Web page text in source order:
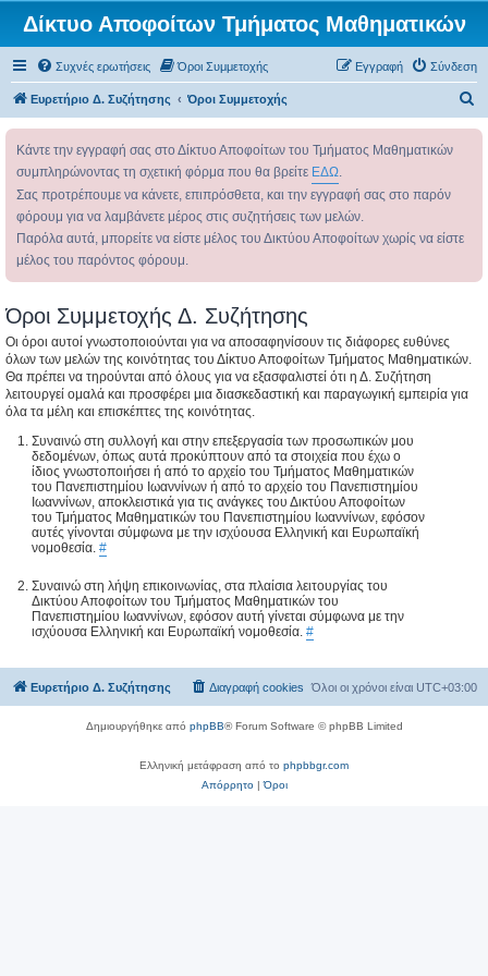
Δίκτυο Αποφοίτων Τμήματος Μαθηματικών
Συχνές ερωτήσεις Όροι Συμμετοχής Σύνδεση
Εγγραφή
Ευρετήριο Δ. Συζήτησης Όροι Συμμετοχής
σ
Κάντε την εγγραφή σας στο Δίκτυο Αποφοίτων του Τμήματος Μαθηματικών
συμπληρώνοντας τη σχετική φόρμα που θα βρείτε ΕΔΩ.
Σας προτρέπουμε να κάνετε, επιπρόσθετα, και την εγγραφή σας στο παρόν
φόρουμ για να λαμβάνετε μέρος στις συζητήσεις των μελών.
Παρόλα αυτά, μπορείτε να είστε μέλος του Δικτύου Αποφοίτων χωρίς να είστε
μέλος του παρόντος φόρουμ.
Όροι Συμμετοχής Δ. Συζήτησης
Οι όροι αυτοί γνωστοποιούνται για να αποσαφηνίσουν τις διάφορες ευθύνες
όλων των μελών της κοινότητας του Δίκτυο Αποφοίτων Τμήματος Μαθηματικών.
Θα πρέπει να τηρούνται από όλους για να εξασφαλιστεί ότι η Δ. Συζήτηση
λειτουργεί ομαλά και προσφέρει μια διασκεδαστική και παραγωγική εμπειρία για
όλα τα μέλη και επισκέπτες της κοινότητας.
Συναινώ στη συλλογή και στην επεξεργασία των προσωπικών μου
δεδομένων, όπως αυτά προκύπτουν από τα στοιχεία που έχω ο
ίδιος γνωστοποιήσει ή από το αρχείο του Τμήματος Μαθηματικών
του Πανεπιστημίου Ιωαννίνων ή από το αρχείο του Πανεπιστημίου
Ιωαννίνων, αποκλειστικά για τις ανάγκες του Δικτύου Αποφοίτων
του Τμήματος Μαθηματικών του Πανεπιστημίου Ιωαννίνων, εφόσον
αυτές γίνονται σύμφωνα με την ισχύουσα Ελληνική και Ευρωπαϊκή
νομοθεσία. #
Συναινώ στη λήψη επικοινωνίας, στα πλαίσια λειτουργίας του
Δικτύου Αποφοίτων του Τμήματος Μαθηματικών του
Πανεπιστημίου Ιωαννίνων, εφόσον αυτή γίνεται σύμφωνα με την
ισχύουσα Ελληνική και Ευρωπαϊκή νομοθεσία. #
Ευρετήριο Δ. Συζήτησης Όλοι οι χρόνοι είναι UTC+03:00
Διαγραφή cookies
Δημιουργήθηκε από phpBB® Forum Software © phpBB Limited
Ελληνική μετάφραση από το phpbbgr.com
Απόρρητο|Όροι